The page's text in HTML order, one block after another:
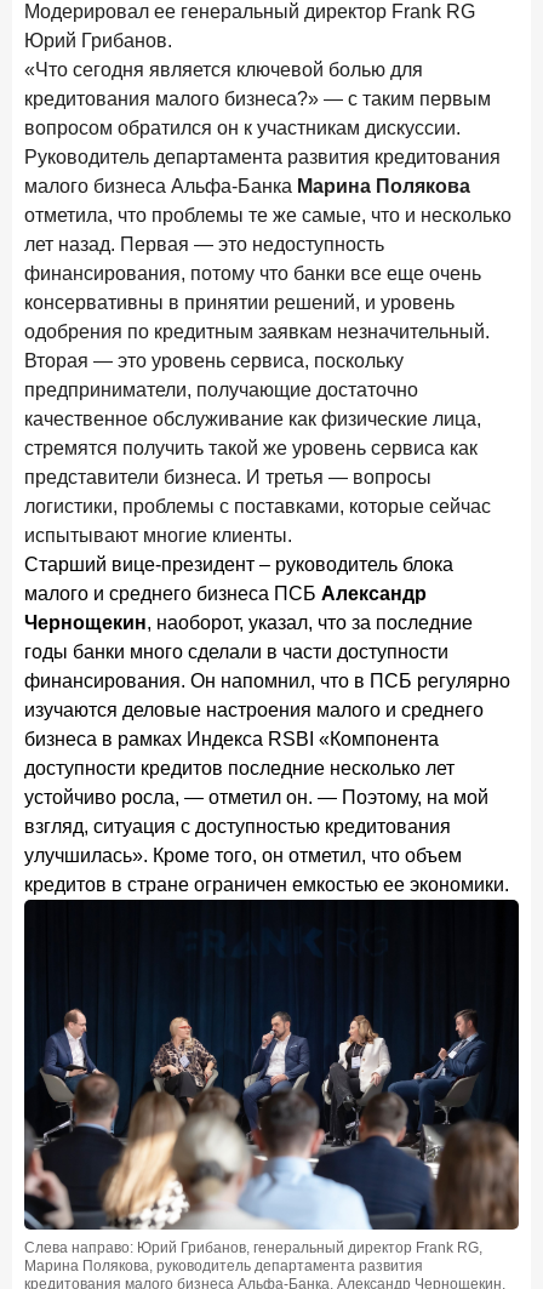
Ипотека. Итоги ноября 2025 года
24 декабря 2025 года
Страховщики, УК, брокер-маркетплейсы: как новые
игроки меняют рынок инвестиций
19 декабря 2025 года ИССЛЕДОВАНИЕ
В эпоху дуополии маркетплейсов селлеры ищут
новые финансовые решения
18 декабря 2025 года
Ипотека 2025–2026: стресс‑тест высокими ставками и
прогнозы на восстановление
8 декабря 2025 года ИССЛЕДОВАНИЕ
По итогам ноября 2025 года объем выдач кредитов
составил 1 027 млрд руб.
5 декабря 2025 года
Эмоции, эксклюзив и вовлечение: новая формула
банковской лояльности
3 декабря 2025 года ИССЛЕДОВАНИЕ
Почему опытные инвесторы в России чувствуют себя
начинающими?
25 ноября 2025 года ИССЛЕДОВАНИЕ
Клиент стал партнером: как трансформируется рынок
инвестиций
Ипотека. Итоги октября 2025 года
Рассылка Frank RG
Итоги недели, наша трактовка основных событий
ПОДПИСАТЬСЯ
Я согласен с условиямиобработки данных
Модерировал ее генеральный директор Frank RG
Юрий Грибанов.
«Что сегодня является ключевой болью для
кредитования малого бизнеса?» — с таким первым
вопросом обратился он к участникам дискуссии.
Руководитель департамента развития кредитования
малого бизнеса Альфа-Банка Марина Полякова
отметила, что проблемы те же самые, что и несколько
лет назад. Первая — это недоступность
финансирования, потому что банки все еще очень
консервативны в принятии решений, и уровень
одобрения по кредитным заявкам незначительный.
Вторая — это уровень сервиса, поскольку
предприниматели, получающие достаточно
качественное обслуживание как физические лица,
стремятся получить такой же уровень сервиса как
представители бизнеса. И третья — вопросы
логистики, проблемы с поставками, которые сейчас
испытывают многие клиенты.
Старший вице-президент – руководитель блока
малого и среднего бизнеса ПСБ Александр
Чернощекин, наоборот, указал, что за последние
годы банки много сделали в части доступности
финансирования. Он напомнил, что в ПСБ регулярно
изучаются деловые настроения малого и среднего
бизнеса в рамках Индекса RSBI «Компонента
доступности кредитов последние несколько лет
устойчиво росла, — отметил он. — Поэтому, на мой
взгляд, ситуация с доступностью кредитования
улучшилась». Кроме того, он отметил, что объем
кредитов в стране ограничен емкостью ее экономики.
Слева направо: Юрий Грибанов, генеральный директор Frank RG,
Марина Полякова, руководитель департамента развития
кредитования малого бизнеса Альфа-Банка, Александр Чернощекин,